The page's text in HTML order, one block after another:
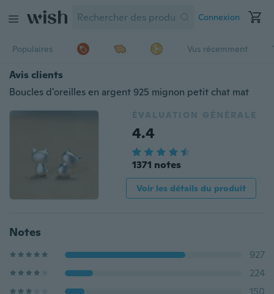
Connexion
Populaires Vus récemment
Avis clients
Boucles d'oreilles en argent 925 mignon petit chat mat
ÉVALUATION GÉNÉRALE
4.4
1371 notes
Voir les détails du produit
Notes
927
224
150